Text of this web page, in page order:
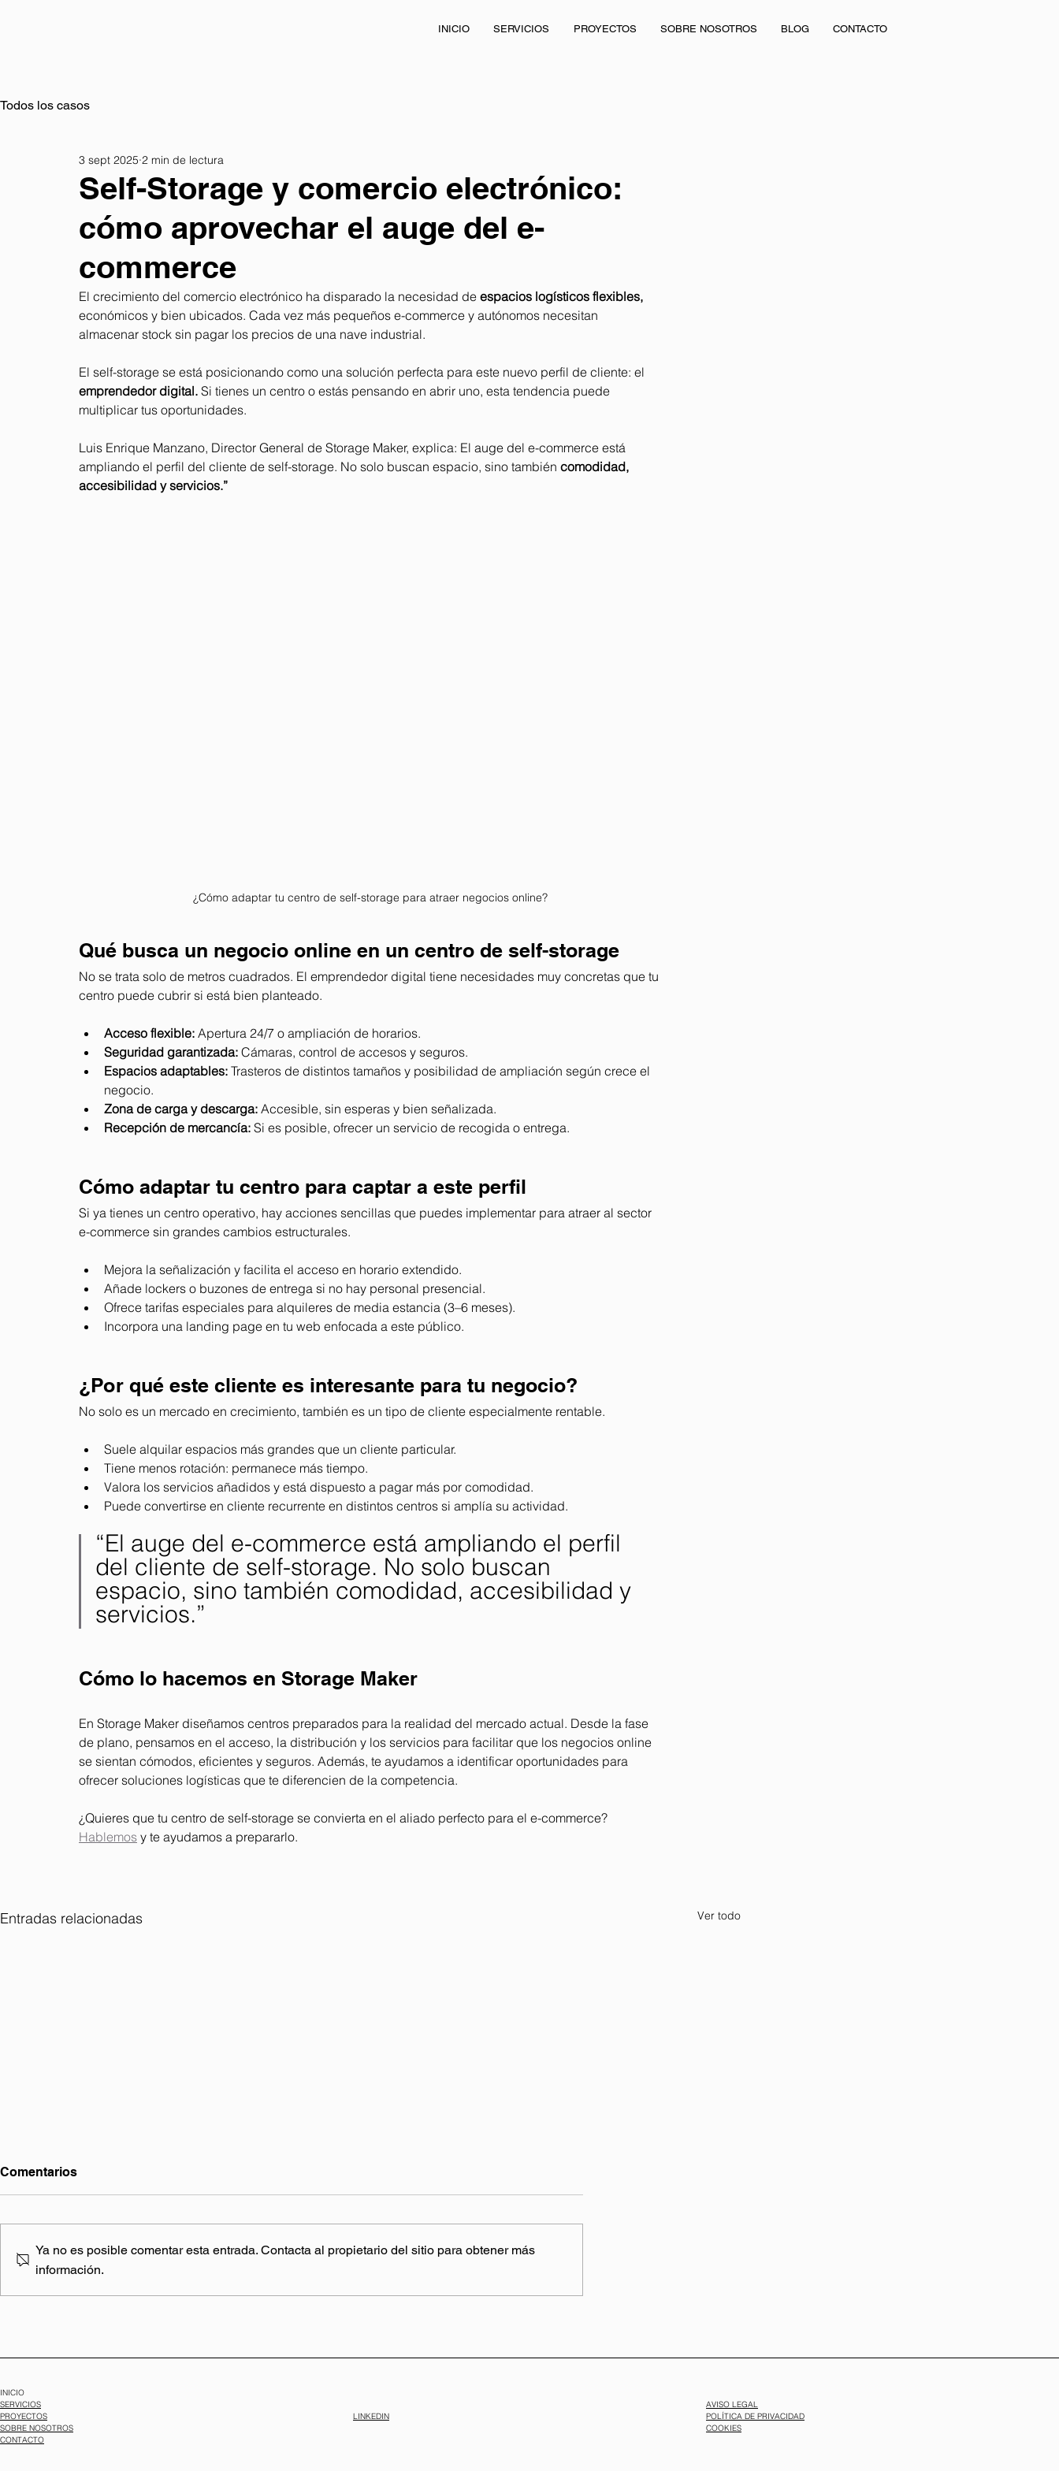
INICIO SERVICIOS PROYECTOS SOBRE NOSOTROS BLOG CONTACTO
Todos los casos
Self-Storage y comercio electrónico:
cómo aprovechar el auge del e-
commerce
3 sept 2025 2 min de lectura
El crecimiento del comercio electrónico ha disparado la necesidad de espacios logísticos flexibles,
económicos y bien ubicados. Cada vez más pequeños e-commerce y autónomos necesitan
almacenar stock sin pagar los precios de una nave industrial.
El self-storage se está posicionando como una solución perfecta para este nuevo perfil de cliente: el
emprendedor digital. Si tienes un centro o estás pensando en abrir uno, esta tendencia puede
multiplicar tus oportunidades.
Luis Enrique Manzano, Director General de Storage Maker, explica: El auge del e-commerce está
ampliando el perfil del cliente de self-storage. No solo buscan espacio, sino también comodidad,
accesibilidad y servicios.”
¿Cómo adaptar tu centro de self-storage para atraer negocios online?
Qué busca un negocio online en un centro de self-storage
No se trata solo de metros cuadrados. El emprendedor digital tiene necesidades muy concretas que tu
centro puede cubrir si está bien planteado.
Acceso flexible: Apertura 24/7 o ampliación de horarios.
Seguridad garantizada: Cámaras, control de accesos y seguros.
Espacios adaptables: Trasteros de distintos tamaños y posibilidad de ampliación según crece el
negocio.
Zona de carga y descarga: Accesible, sin esperas y bien señalizada.
Recepción de mercancía: Si es posible, ofrecer un servicio de recogida o entrega.
Cómo adaptar tu centro para captar a este perfil
Si ya tienes un centro operativo, hay acciones sencillas que puedes implementar para atraer al sector
e-commerce sin grandes cambios estructurales.
Mejora la señalización y facilita el acceso en horario extendido.
Añade lockers o buzones de entrega si no hay personal presencial.
Ofrece tarifas especiales para alquileres de media estancia (3–6 meses).
Incorpora una landing page en tu web enfocada a este público.
¿Por qué este cliente es interesante para tu negocio?
No solo es un mercado en crecimiento, también es un tipo de cliente especialmente rentable.
Suele alquilar espacios más grandes que un cliente particular.
Tiene menos rotación: permanece más tiempo.
Valora los servicios añadidos y está dispuesto a pagar más por comodidad.
Puede convertirse en cliente recurrente en distintos centros si amplía su actividad.
“El auge del e-commerce está ampliando el perfil
del cliente de self-storage. No solo buscan
espacio, sino también comodidad, accesibilidad y
servicios.”
Cómo lo hacemos en Storage Maker
En Storage Maker diseñamos centros preparados para la realidad del mercado actual. Desde la fase
de plano, pensamos en el acceso, la distribución y los servicios para facilitar que los negocios online
se sientan cómodos, eficientes y seguros. Además, te ayudamos a identificar oportunidades para
ofrecer soluciones logísticas que te diferencien de la competencia.
¿Quieres que tu centro de self-storage se convierta en el aliado perfecto para el e-commerce?
Hablemos y te ayudamos a prepararlo.
Entradas relacionadas Ver todo
¿Y si tu nave vale mucho
¿Parking o Self-Storage? La
Qué tecnologías
Comentarios
Ya no es posible comentar esta entrada. Contacta al propietario del sitio para obtener más
información.
INICIO
SERVICIOS
PROYECTOS
SOBRE NOSOTROS
CONTACTO
LINKEDIN
AVISO LEGAL
POLÍTICA DE PRIVACIDAD
COOKIES